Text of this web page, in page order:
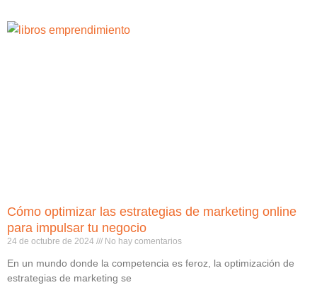
Cómo optimizar las estrategias de marketing online
para impulsar tu negocio
24 de octubre de 2024 No hay comentarios
En un mundo donde la competencia es feroz, la optimización de
estrategias de marketing se